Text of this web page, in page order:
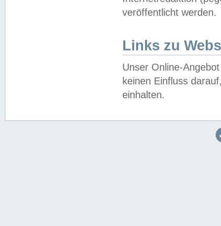
veröffentlicht werden.
Links zu
Unser Online-
keinen Einfluss
einhalten.